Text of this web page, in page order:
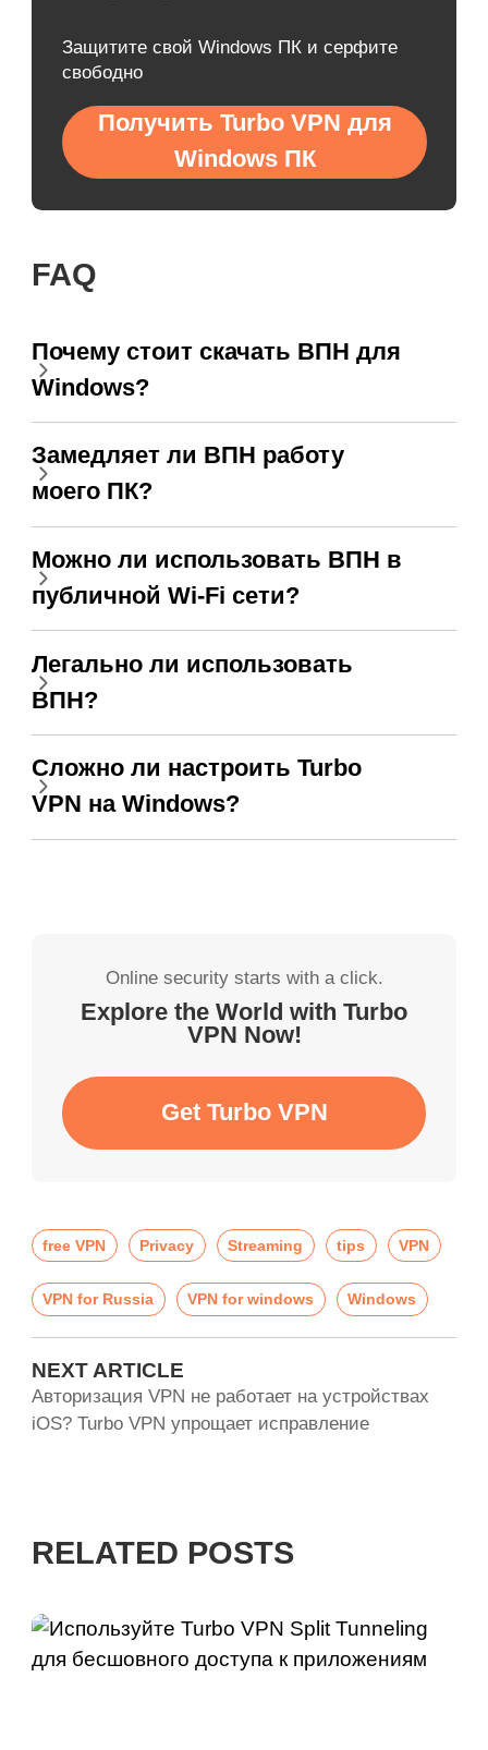
Защитите свой Windows ПК и серфите
свободно
Получить Turbo VPN для
Windows ПК
FAQ
Почему стоит скачать ВПН для
Windows?
Замедляет ли ВПН работу
моего ПК?
Можно ли использовать ВПН в
публичной Wi-Fi сети?
Легально ли использовать
ВПН?
Сложно ли настроить Turbo
VPN на Windows?
Online security starts with a click.
Explore the World with Turbo
VPN Now!
Get Turbo VPN
free VPN Privacy Streaming tips VPN
VPN for Russia VPN for windows Windows
NEXT ARTICLE
Авторизация VPN не работает на устройствах
iOS? Turbo VPN упрощает исправление
RELATED POSTS